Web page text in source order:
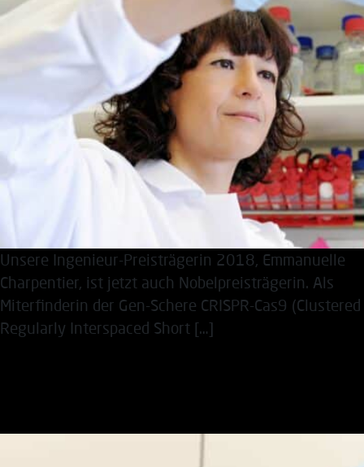
Unsere Ingenieur-Preisträgerin 2018, Emmanuelle
Charpentier, ist jetzt auch Nobelpreisträgerin. Als
Miterfinderin der Gen-Schere CRISPR-Cas9 (Clustered
Regularly Interspaced Short […]